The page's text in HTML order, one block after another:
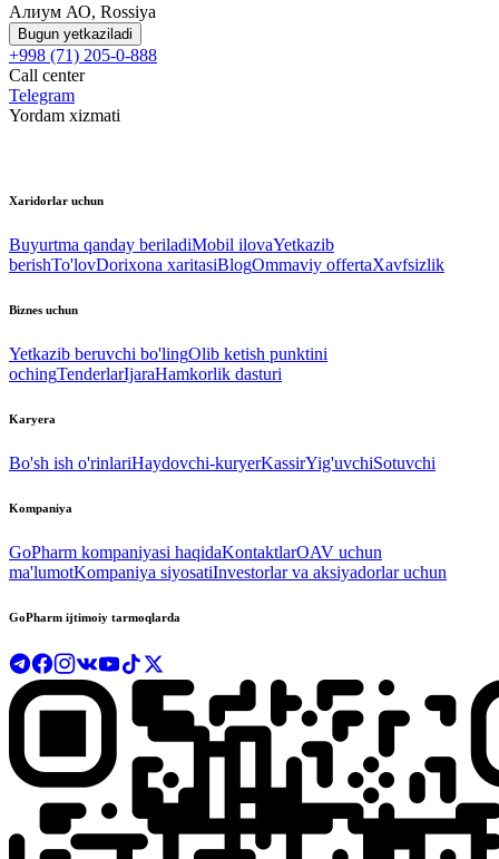
Алиум АО, Rossiya
Bugun yetkaziladi
+998 (71) 205-0-888
Call center
Telegram
Yordam xizmati
Xaridorlar uchun
Buyurtma qanday beriladiMobil ilovaYetkazib
berishTo'lovDorixona xaritasiBlogOmmaviy offertaXavfsizlik
Biznes uchun
Yetkazib beruvchi bo'lingOlib ketish punktini
ochingTenderlarIjaraHamkorlik dasturi
Karyera
Bo'sh ish o'rinlariHaydovchi-kuryerKassirYig'uvchiSotuvchi
Kompaniya
GoPharm kompaniyasi haqidaKontaktlarOAV uchun
ma'lumotKompaniya siyosatiInvestorlar va aksiyadorlar uchun
GoPharm ijtimoiy tarmoqlarda